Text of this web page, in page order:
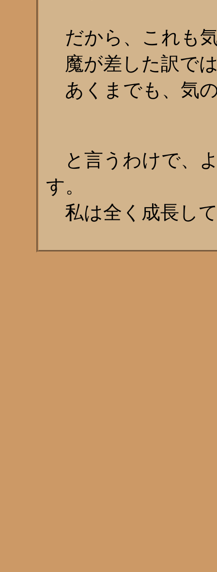
だから、これも
魔が差した訳で
あくまでも、気
と言うわけで、
す。
私は全く成長し